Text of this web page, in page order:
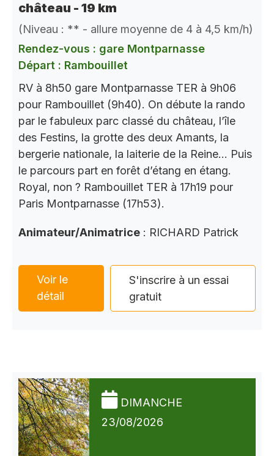
château - 19 km
(Niveau : ** - allure moyenne de 4 à 4,5 km/h)
Rendez-vous : gare Montparnasse
Départ : Rambouillet
RV à 8h50 gare Montparnasse TER à 9h06
pour Rambouillet (9h40). On débute la rando
par le fabuleux parc classé du château, l’île
des Festins, la grotte des deux Amants, la
bergerie nationale, la laiterie de la Reine… Puis
le parcours part en forêt d’étang en étang.
Royal, non ? Rambouillet TER à 17h19 pour
Paris Montparnasse (17h53).
Animateur/Animatrice : RICHARD Patrick
Voir le
détail
S'inscrire à un essai
gratuit
DIMANCHE
23/08/2026